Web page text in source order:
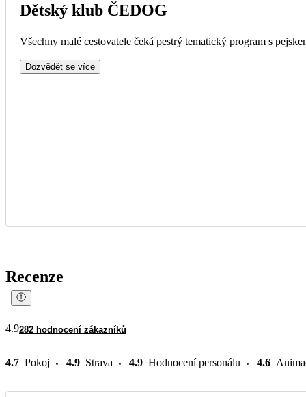
Dětský klub ČEDOG
Všechny malé cestovatele čeká pestrý tematický program s
Dozvědět se více
Recenze
4.9282 hodnocení zákazníků
4.7 Pokoj 4.9 Strava 4.9 Hodnocení personálu 4.6